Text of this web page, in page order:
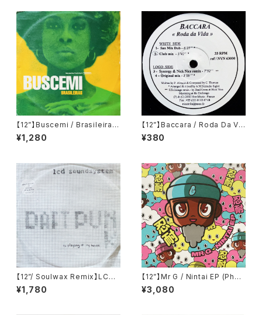
【12”】Buscemi / Brasileiras
(Downsall Plastics) (DSL 0
42)
¥1,280
【12”】Baccara / Roda Da Vi
da (Nice Music) (NVN 630
00)
¥380
【12”/ Soulwax Remix】LCD
Soundsystem / Daft Punk I
s Playing At My House (DF
¥1,780
【12”】Mr G / Nintai EP (Phoe
nix G.) (PG077)
¥3,080